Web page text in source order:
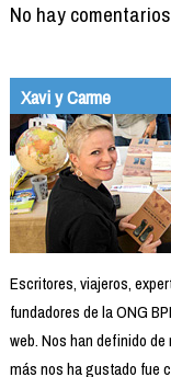
No hay
Xavi y Carme
Escritores, viajeros,
fundadores de la ONG
web. Nos han definido
más nos ha gustado fue